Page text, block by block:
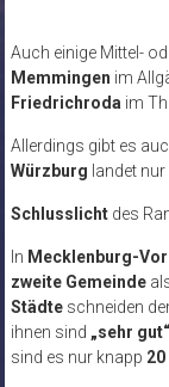
Auch einige Mittel-
Memmingen im
Friedrichroda im
Allerdings gibt es
Würzburg landet
Schlusslichtdes
In Mecklenburg-
zweite Gemeinde
Städteschneiden
ihnen sind „sehr gut“
sind es nur knapp